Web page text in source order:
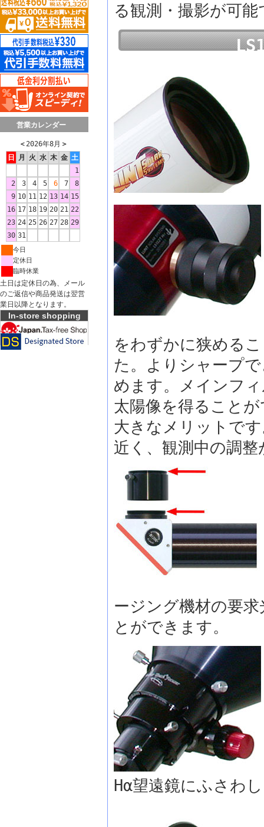
営業カレンダー
＜ 2026年8月 ＞
日
月 火 水 木 金 土
1
2
3 4 5 6 7
8
9 10 11 12 13 14 15
16 17 18 19 20 21 22
23 24 25 26 27 28 29
30 31
今日
定休日
臨時休業
土日は定休日の為、メール
のご返信や商品発送は翌営
業日以降となります。
In-store shopping
る観測・撮影が可能
をわずかに狭める
た。よりシャープ
めます。メインフ
太陽像を得ること
大きなメリットで
近く、観測中の調
ージング機材の要
とができます。
Hα望遠鏡にふさわ